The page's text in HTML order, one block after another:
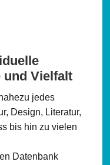
und Vielfalt
jedes
Design, Literatur,
bis hin zu vielen
Datenbank